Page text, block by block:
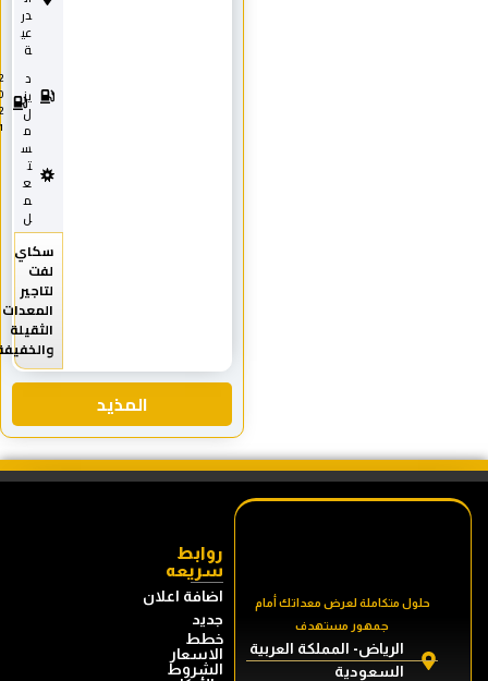
المذيد
در
عي
ة
يز
ل
م
س
ع
م
ل
سكاي
لفت
لتاجير
المعدات
الثقيلة
والخفيفة
حلول متكاملة لعرض معداتك أمام
جمهور مستهدف
الرياض- المملكة العربية
السعودية
روابط
سريعه
اضافة اعلان
جديد
خطط
الاسعار
الشروط